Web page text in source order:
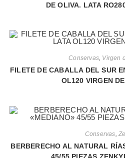
DE OLIVA. LATA
Conservas, Virgen
FILETE DE CABALLA DEL SUR
OL120 VIRGEN
Conservas
BERBERECHO AL NATURAL
45/55 PIEZAS